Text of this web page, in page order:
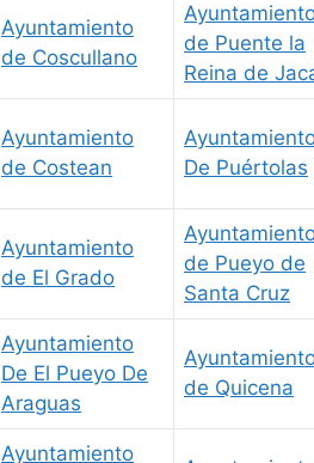
Ayuntamiento
de Coscullano
de Puente la
Reina de
Ayuntamiento
de Costean
De Puértolas
Ayuntamiento
de El Grado
de Pueyo de
Santa Cruz
Ayuntamiento
De El Pueyo De
Araguas
de Quicena
Ayuntamiento